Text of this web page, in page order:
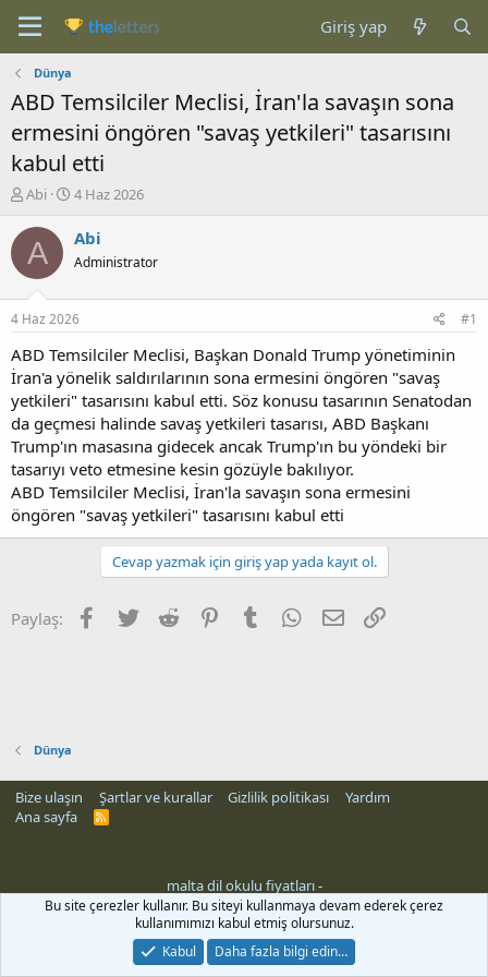
Giriş yap
Dünya
ABD Temsilciler Meclisi, İran'la savaşın sona
ermesini öngören "savaş yetkileri" tasarısını
kabul etti
K
n
b
u
u
b
a
l
a
t
a
n
Abi
B
ş
a
g
ı
ç
a
i
h
i
4 Haz 2026
A Abi
Administrator
4 Haz 2026 #1
ABD Temsilciler Meclisi, Başkan Donald Trump yönetiminin
İran'a yönelik saldırılarının sona ermesini öngören "savaş
yetkileri" tasarısını kabul etti. Söz konusu tasarının Senatodan
da geçmesi halinde savaş yetkileri tasarısı, ABD Başkanı
Trump'ın masasına gidecek ancak Trump'ın bu yöndeki bir
tasarıyı veto etmesine kesin gözüyle bakılıyor.
ABD Temsilciler Meclisi, İran'la savaşın sona ermesini
öngören "savaş yetkileri" tasarısını kabul etti
Cevap yazmak için giriş yap yada kayıt ol.
Paylaş: Facebook
Twitter Reddit PinterestTumblr WhatsApp
E-posta
Dünya
Bize ulaşın Şartlar ve kurallar Gizlilik politikası
Yardım
Ana sayfa
R
malta dil okulu fiyatları-
Bu site çerezler kullanır. Bu siteyi kullanmaya devam ederek çerez
kullanımımızı kabul etmiş olursunuz.
Kabul
Daha fazla bilgi edin…